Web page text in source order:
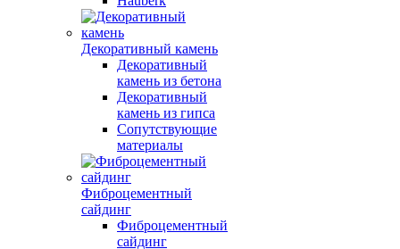
Декоративный камень
Декоративный
камень из бетона
Декоративный
камень из гипса
Сопутствующие
материалы
Фиброцементный
сайдинг
Фиброцементный
сайдинг